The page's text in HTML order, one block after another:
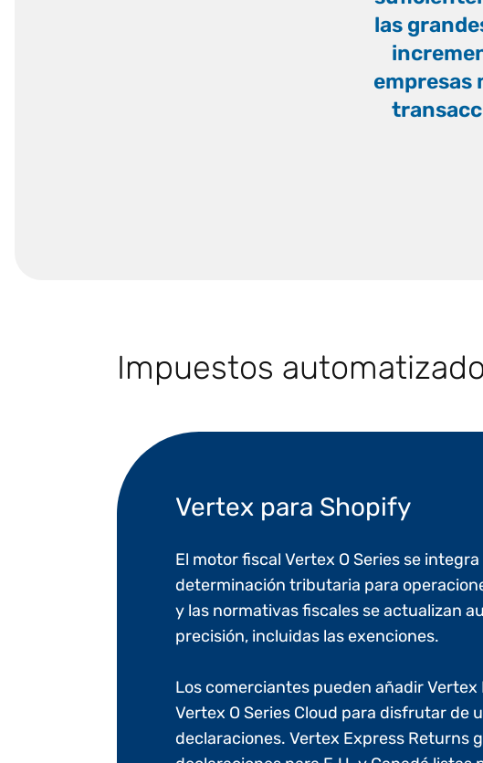
las
empresas
Impuestos
Vertex para Shopify
El motor fiscal Vertex O Series se
determinación tributaria para
y las normativas fiscales se actualizan
precisión, incluidas las exenciones.
Los comerciantes pueden añadir
Vertex O Series Cloud para disfrutar de
declaraciones. Vertex Express Returns